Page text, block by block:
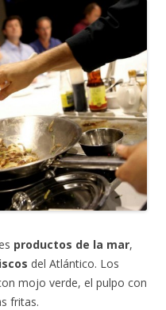
productos de la mar,
del Atlántico. Los
mojo verde, el pulpo con
fritas.